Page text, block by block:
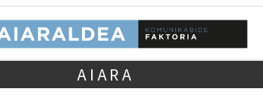
AIARA